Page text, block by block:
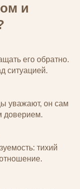
и
его обратно.
ситуацией.
уважают, он сам
доверием.
тихий